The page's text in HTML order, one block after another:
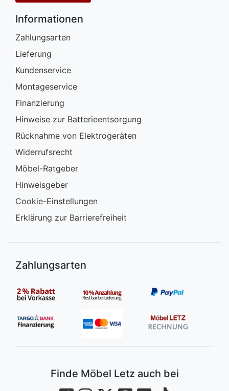
Informationen
Zahlungsarten
Lieferung
Kundenservice
Montageservice
Finanzierung
Hinweise zur Batterieentsorgung
Rücknahme von Elektrogeräten
Widerrufsrecht
Möbel-Ratgeber
Hinweisgeber
Cookie-Einstellungen
Erklärung zur Barrierefreiheit
Zahlungsarten
Finde Möbel Letz auch bei